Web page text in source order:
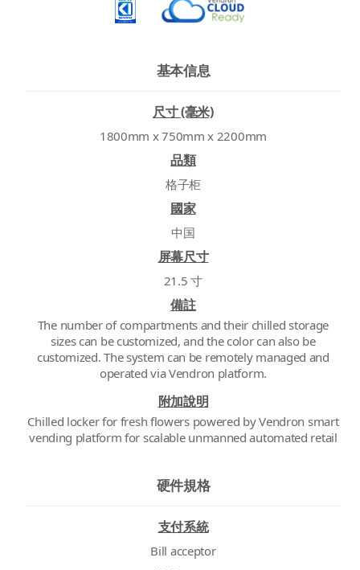
基本信息
尺寸 (毫米)
1800mm x 750mm x 2200mm
品類
格子柜
國家
中国
屏幕尺寸
21.5 寸
備註
The number of compartments and their chilled storage
sizes can be customized, and the color can also be
customized. The system can be remotely managed and
operated via Vendron platform.
附加說明
Chilled locker for fresh flowers powered by Vendron smart
vending platform for scalable unmanned automated retail
硬件規格
支付系統
Bill acceptor